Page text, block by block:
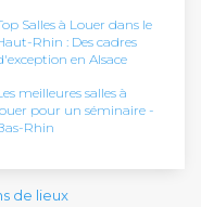
Salles à Louer dans le
Rhin : Des cadres
en Alsace
meilleures salles à
pour un séminaire -
Rhin
de lieux